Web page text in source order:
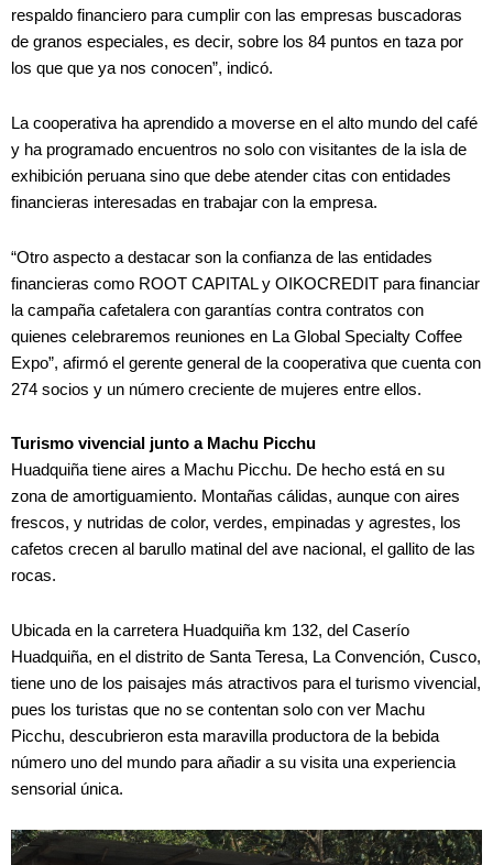
respaldo financiero para cumplir con las empresas buscadoras
de granos especiales, es decir, sobre los 84 puntos en taza por
los que que ya nos conocen”, indicó.
La cooperativa ha aprendido a moverse en el alto mundo del café
y ha programado encuentros no solo con visitantes de la isla de
exhibición peruana sino que debe atender citas con entidades
financieras interesadas en trabajar con la empresa.
“Otro aspecto a destacar son la confianza de las entidades
financieras como ROOT CAPITAL y OIKOCREDIT para financiar
la campaña cafetalera con garantías contra contratos con
quienes celebraremos reuniones en La Global Specialty Coffee
Expo”, afirmó el gerente general de la cooperativa que cuenta con
274 socios y un número creciente de mujeres entre ellos.
Turismo vivencial junto a Machu Picchu
Huadquiña tiene aires a Machu Picchu. De hecho está en su
zona de amortiguamiento. Montañas cálidas, aunque con aires
frescos, y nutridas de color, verdes, empinadas y agrestes, los
cafetos crecen al barullo matinal del ave nacional, el gallito de las
rocas.
Ubicada en la carretera Huadquiña km 132, del Caserío
Huadquiña, en el distrito de Santa Teresa, La Convención, Cusco,
tiene uno de los paisajes más atractivos para el turismo vivencial,
pues los turistas que no se contentan solo con ver Machu
Picchu, descubrieron esta maravilla productora de la bebida
número uno del mundo para añadir a su visita una experiencia
sensorial única.